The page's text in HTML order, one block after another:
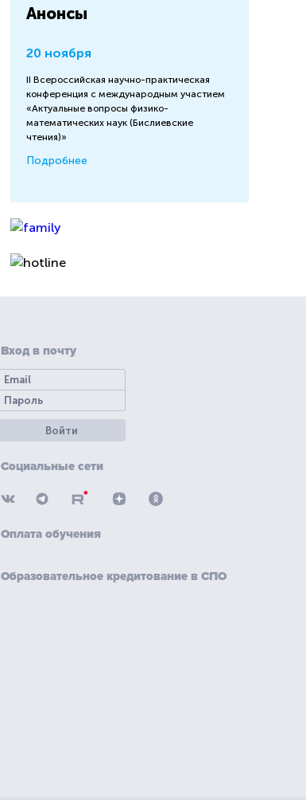
Анонсы
20 ноября
II Всероссийская научно-практическая
конференция с международным участием
«Актуальные вопросы физико-
математических наук (Бислиевские
чтения)»
Подробнее
Вход в почту
Войти
Социальные сети
Оплата обучения
Образовательное кредитование в СПО